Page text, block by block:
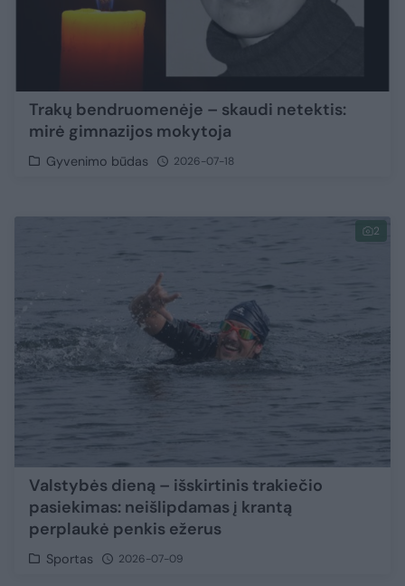
Trakų bendruomenėje – skaudi netektis:
mirė gimnazijos mokytoja
Gyvenimo būdas 2026-07-18
2
Valstybės dieną – išskirtinis trakiečio
pasiekimas: neišlipdamas į krantą
perplaukė penkis ežerus
Sportas 2026-07-09